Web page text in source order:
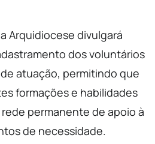
Arquidiocese divulgará
dos voluntários
atuação, permitindo que
formações e habilidades
permanente de apoio à
de necessidade.